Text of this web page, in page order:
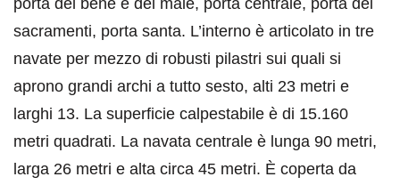
porta del bene e del male, porta centrale, porta dei
sacramenti, porta santa. L’interno è articolato in tre
navate per mezzo di robusti pilastri sui quali si
aprono grandi archi a tutto sesto, alti 23 metri e
larghi 13. La superficie calpestabile è di 15.160
metri quadrati. La navata centrale è lunga 90 metri,
larga 26 metri e alta circa 45 metri. È coperta da